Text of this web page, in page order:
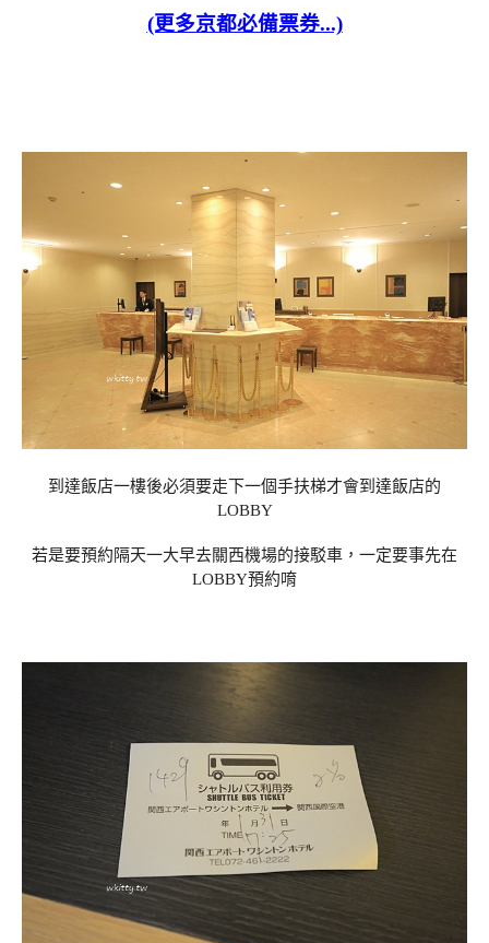
(更多京都必備票券...)
到達飯店一樓後必須要走下一個手扶梯才會到達飯店的
LOBBY
若是要預約隔天一大早去關西機場的接駁車，一定要事先在
LOBBY預約唷